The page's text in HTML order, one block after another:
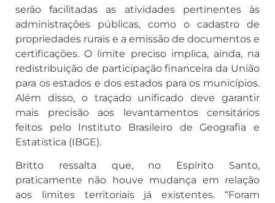
serão facilitadas as atividades pertinentes às
administrações públicas, como o cadastro de
propriedades rurais e a emissão de documentos e
certificações. O limite preciso implica, ainda, na
redistribuição de participação financeira da União
para os estados e dos estados para os municípios.
Além disso, o traçado unificado deve garantir
mais precisão aos levantamentos censitários
feitos pelo Instituto Brasileiro de Geografia e
Estatística (IBGE).
Britto ressalta que, no Espírito Santo,
praticamente não houve mudança em relação
aos limites territoriais já existentes. “Foram